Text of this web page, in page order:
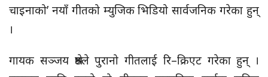
चाइनाको’ नयाँ गीतको म्युजिक भिडियो सार्वजनिक गरेका हुन्
।
गायक सञ्जय श्रेष्ठले पुरानो गीतलाई रि–क्रिएट गरेका हुन् ।